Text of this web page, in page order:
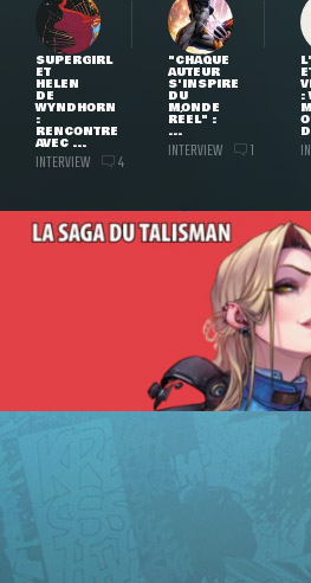
SUPERGIRL
ET
HELEN
DE
WYNDHORN
:
RENCONTRE
AVEC ...
INTERVIEW 4
"CHAQUE
AUTEUR
S'INSPIRE
DU
MONDE
RÉEL" :
...
INTERVIEW 1
: